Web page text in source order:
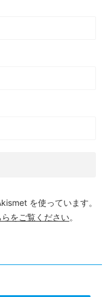
を使っています。
をご覧ください。